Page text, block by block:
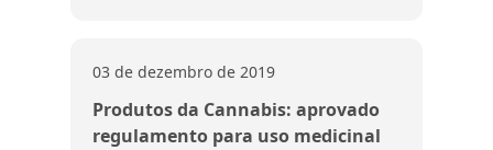
03 de dezembro de 2019
Produtos da Cannabis: aprovado
regulamento para uso medicinal